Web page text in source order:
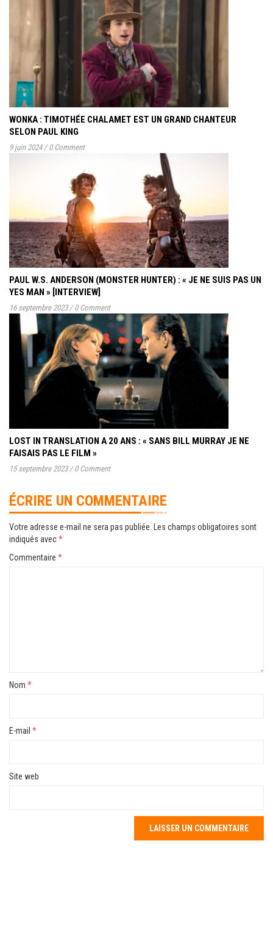
WONKA : TIMOTHÉE CHALAMET EST UN GRAND CHANTEUR
SELON PAUL KING
9 juin 2024 / 0 Comment
PAUL W.S. ANDERSON (MONSTER HUNTER) : « JE NE SUIS PAS UN
YES MAN » [INTERVIEW]
16 septembre 2023 / 0 Comment
LOST IN TRANSLATION A 20 ANS : « SANS BILL MURRAY JE NE
FAISAIS PAS LE FILM »
15 septembre 2023 / 0 Comment
ÉCRIRE UN COMMENTAIRE
Votre adresse e-mail ne sera pas publiée. Les champs obligatoires sont
indiqués avec*
Commentaire *
Nom *
E-mail *
Site web